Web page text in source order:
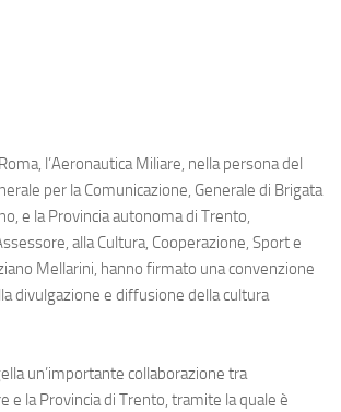
l’Aeronautica Miliare, nella persona del
per la Comunicazione, Generale di Brigata
e la Provincia autonoma di Trento,
alla Cultura, Cooperazione, Sport e
Mellarini, hanno firmato una convenzione
divulgazione e diffusione della cultura
un’importante collaborazione tra
e la Provincia di Trento, tramite la quale è